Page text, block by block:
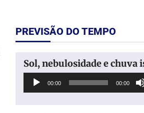
PREVISÃO DO TEMPO
Sol, nebulosidade e chuva
Tocador
00:00 00:00